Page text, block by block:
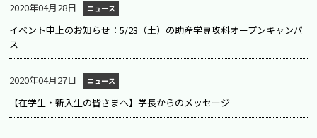
2020年04月28日 ニュース
イベント中止のお知らせ：5/23（土）の助産学専攻科オープンキャンパ
ス
2020年04月27日 ニュース
【在学生・新入生の皆さまへ】学長からのメッセージ